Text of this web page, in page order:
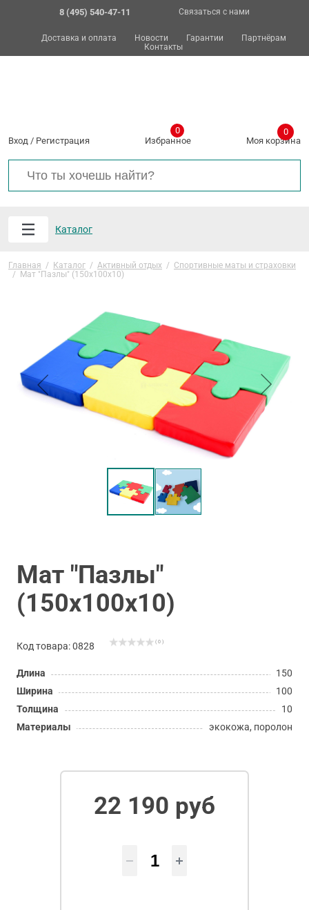
8 (495) 540-47-11 Связаться с нами
Доставка и оплата Новости Гарантии
Партнёрам
Контакты
Вход / Регистрация Избранное
0
Моя корзина
0
Каталог
Главная / Каталог / Активный отдых / Спортивные маты и страховки
/ Мат "Пазлы" (150х100х10)
Мат "Пазлы"
(150х100х10)
Код товара: 0828 ( 0 )
Длина
150
Ширина
100
Толщина
10
Материалы
экокожа, поролон
22 190 руб